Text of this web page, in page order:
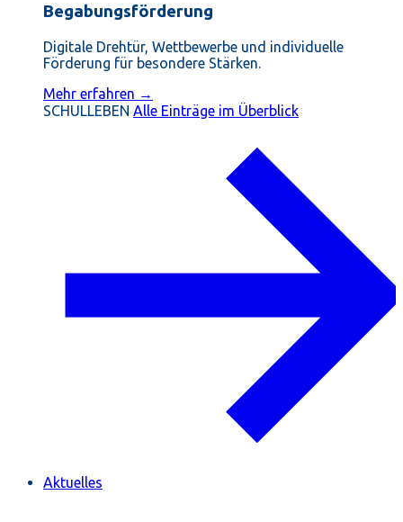
Begabungsförderung
Digitale Drehtür, Wettbewerbe und individuelle
Förderung für besondere Stärken.
Mehr erfahren →
SCHULLEBEN Alle Einträge im Überblick
Aktuelles